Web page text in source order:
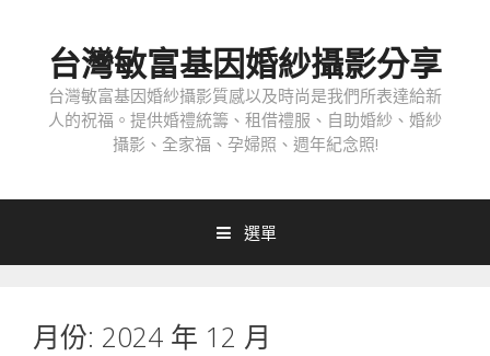
台灣敏富基因婚紗攝影分享
台灣敏富基因婚紗攝影質感以及時尚是我們所表達給新
人的祝福。提供婚禮統籌、租借禮服、自助婚紗、婚紗
攝影、全家福、孕婦照、週年紀念照!
選單
月份: 2024 年 12 月